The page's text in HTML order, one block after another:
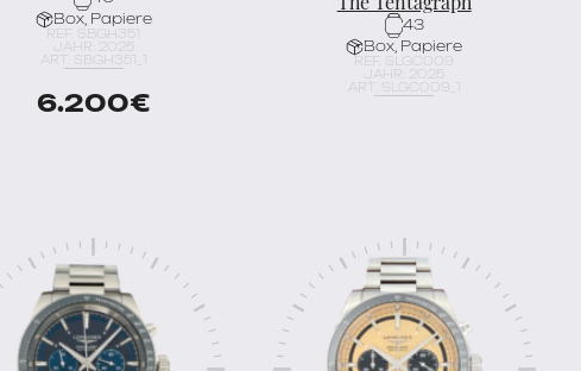
Box, Papiere
REF. SBGH351
JAHR: 2025
ART. SBGH351_1
6.200€
43
Box, Papiere
REF. SLGC009
JAHR: 2025
ART. SLGC009_1